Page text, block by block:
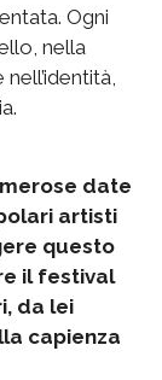
Ogni
nella
date
artisti
questo
il festival
da lei
capienza